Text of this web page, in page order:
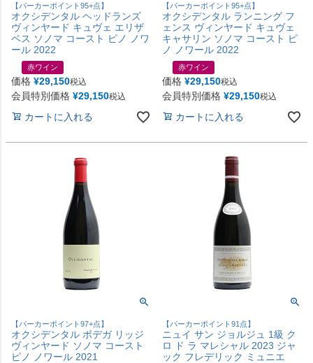
【パーカーポイント95+点】
オクシデンタル ヘッドランズ
ヴィンヤード キュヴェ エリザ
ベス ソノマ コースト ピノ ノワ
ール 2022
赤ワイン
価格 ¥29,150税込
会員特別価格 ¥29,150税込
カートに入れる
【パーカーポイント95+点】
オクシデンタル ランニング フ
ェンス ヴィンヤード キュヴェ
キャサリン ソノマ コースト ピ
ノ ノワール 2022
赤ワイン
価格 ¥29,150税込
会員特別価格 ¥29,150税込
カートに入れる
【パーカーポイント97+点】
オクシデンタル ボデガ リッジ
ヴィンヤード ソノマ コースト
ピノ ノワール 2021
【パーカーポイント91点】
ニュイ サン ジョルジュ 1級 ク
ロ ド ラ マレシャル 2023 ジャ
ック フレデリック ミュニエ